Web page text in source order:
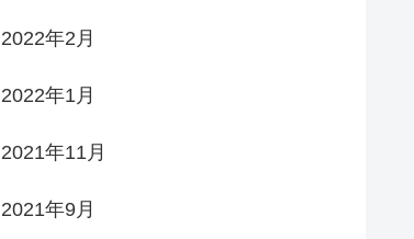
2022年2月
2022年1月
2021年11月
2021年9月